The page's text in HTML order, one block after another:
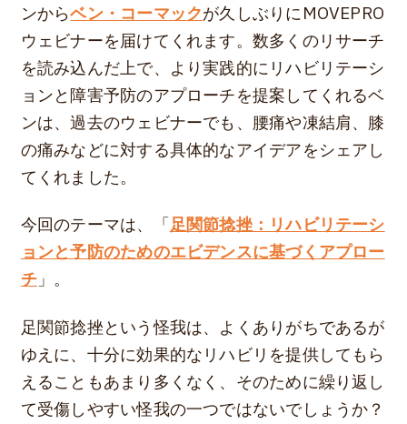
ンからベン・コーマックが久しぶりにMOVEPRO
ウェビナーを届けてくれます。数多くのリサーチ
を読み込んだ上で、より実践的にリハビリテーシ
ョンと障害予防のアプローチを提案してくれるベ
ンは、過去のウェビナーでも、腰痛や凍結肩、膝
の痛みなどに対する具体的なアイデアをシェアし
てくれました。
今回のテーマは、「足関節捻挫：リハビリテーシ
ョンと予防のためのエビデンスに基づくアプロー
チ」。
足関節捻挫という怪我は、よくありがちであるが
ゆえに、十分に効果的なリハビリを提供してもら
えることもあまり多くなく、そのために繰り返し
て受傷しやすい怪我の一つではないでしょうか？